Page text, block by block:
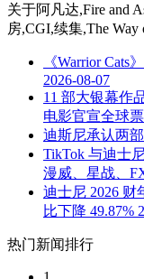
关于阿凡达,Fire and
房,CGI,续集,The Way
《Warrior
2026-08-07
11 部大银幕作
电影官宣全球
迪斯尼承认两
TikTok 与迪士
漫威、星战、
迪士尼 2026 财
比下降 49.87%
热门新闻排行